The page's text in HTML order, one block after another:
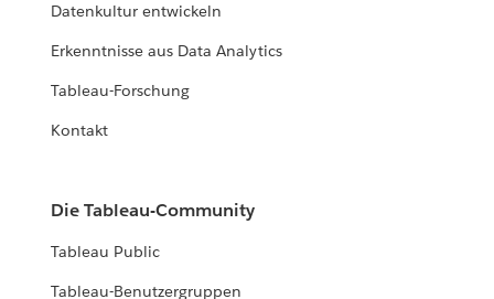
Datenkultur entwickeln
Erkenntnisse aus Data Analytics
Tableau-Forschung
Kontakt
Die Tableau-Community
Tableau Public
Tableau-Benutzergruppen